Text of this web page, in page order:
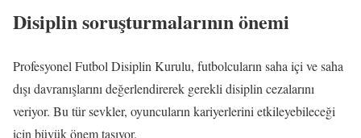
Disiplin soruşturmalarının önemi
Profesyonel Futbol Disiplin Kurulu, futbolcuların saha içi ve saha
dışı davranışlarını değerlendirerek gerekli disiplin cezalarını
veriyor. Bu tür sevkler, oyuncuların kariyerlerini etkileyebileceği
için büyük önem taşıyor.